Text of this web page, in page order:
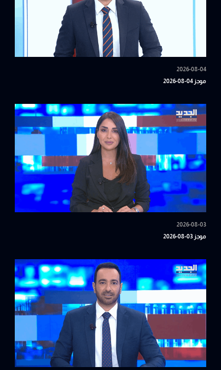
2026-08-04
موجز 04-08-2026
2026-08-03
موجز 03-08-2026